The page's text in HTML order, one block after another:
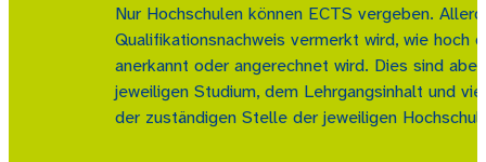
Nur Hochschulen können ECTS vergeben.
Qualifikationsnachweis vermerkt wird, wie hoch
anerkannt oder angerechnet wird. Dies sind
jeweiligen Studium, dem Lehrgangsinhalt und
der zuständigen Stelle der jeweiligen